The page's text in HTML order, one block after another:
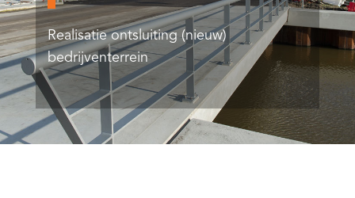
Realisatie ontsluiting (nieuw)
bedrijventerrein